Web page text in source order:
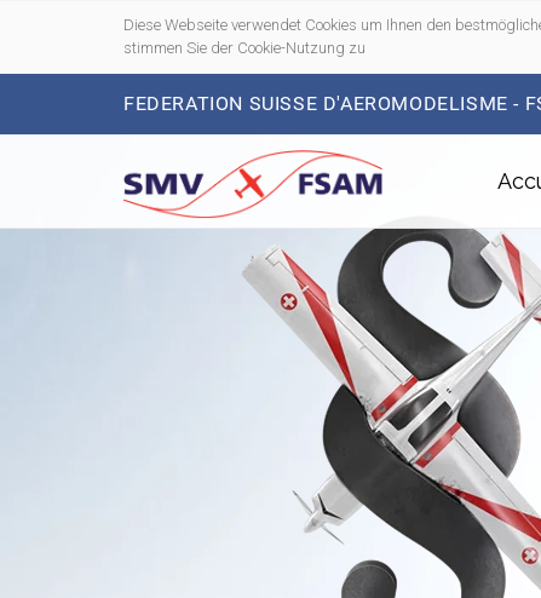
Diese Webseite verwendet Cookies um Ihnen den
stimmen Sie der Cookie-Nutzung zu
FEDERATION SUISSE D'AEROMODELISME -